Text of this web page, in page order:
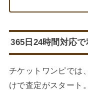
365日24時間対応
チケットワンピでは
けで査定がスタート。